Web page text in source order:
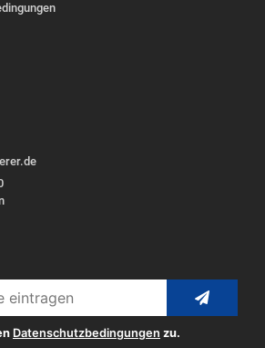
Datenschutzbedingungen zu.